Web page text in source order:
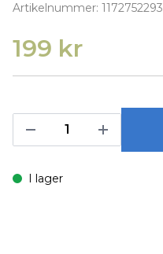
Artikelnummer: 1172752293
199 kr
I lager